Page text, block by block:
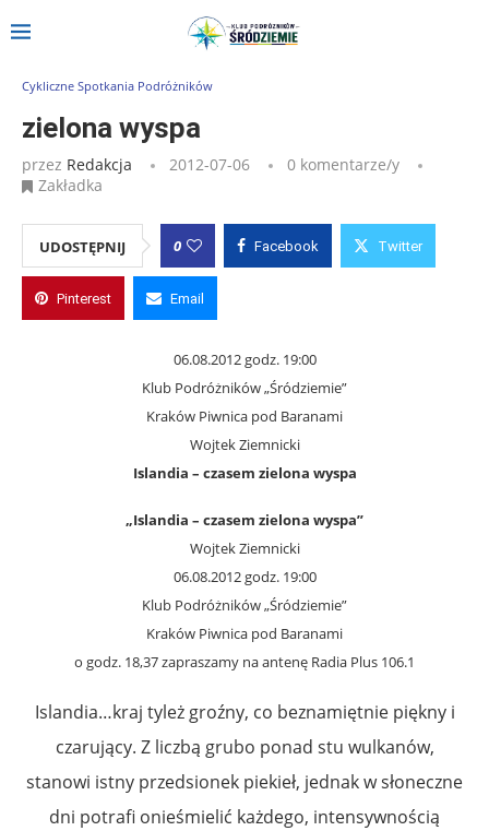
Strona główna zielona wyspa
Cykliczne Spotkania Podróżników
zielona wyspa
przez Redakcja 2012-07-06
0 komentarze/y
Zakładka
UDOSTĘPNIJ 0 Facebook Twitter
Pinterest Email
06.08.2012 godz. 19:00
Klub Podróżników „Śródziemie”
Kraków Piwnica pod Baranami
Wojtek Ziemnicki
Islandia – czasem zielona wyspa
„Islandia – czasem zielona wyspa”
Wojtek Ziemnicki
06.08.2012 godz. 19:00
Klub Podróżników „Śródziemie”
Kraków Piwnica pod Baranami
o godz. 18,37 zapraszamy na antenę Radia Plus 106.1
Islandia…kraj tyleż groźny, co beznamiętnie piękny i
czarujący. Z liczbą grubo ponad stu wulkanów,
stanowi istny przedsionek piekieł, jednak w słoneczne
dni potrafi onieśmielić każdego, intensywnością